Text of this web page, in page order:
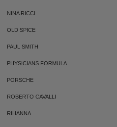
NINA RICCI
OLD SPICE
PAUL SMITH
PHYSICIANS FORMULA
PORSCHE
ROBERTO CAVALLI
RIHANNA